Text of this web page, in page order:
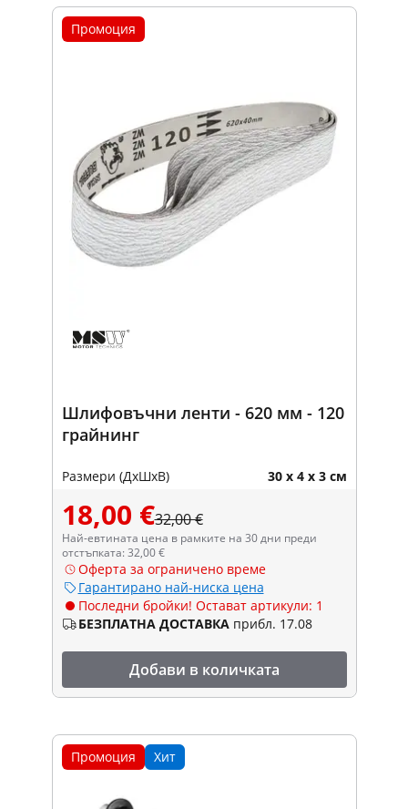
Промоция
Шлифовъчни ленти - 620 мм - 120
грайнинг
Размери (ДxШxВ) 30 x 4 x 3 см
18,00 €32,00 €
Най-евтината цена в рамките на 30 дни преди
отстъпката: 32,00 €
Оферта за ограничено време
Гарантирано най-ниска цена
Последни бройки! Остават артикули: 1
БЕЗПЛАТНА ДОСТАВКА прибл. 17.08
Добави в количката
Промоция Хит